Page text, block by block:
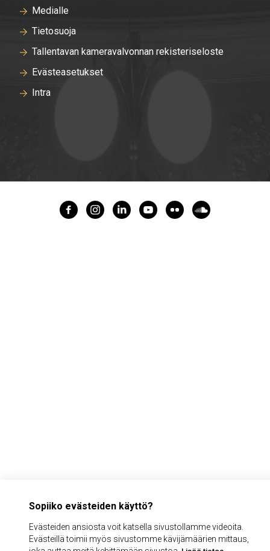
Medialle
Tietosuoja
Tallentavan kameravalvonnan rekisteriseloste
Evästeasetukset
Intra
Sopiiko evästeiden käyttö?
Evästeiden ansiosta voit katsella sivustollamme videoita.
Evästeillä toimii myös sivustomme kävijämäärien mittaus,